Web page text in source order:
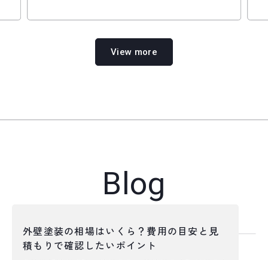
View more
Blog
外壁塗装の相場はいくら？費用の目安と見
積もりで確認したいポイント